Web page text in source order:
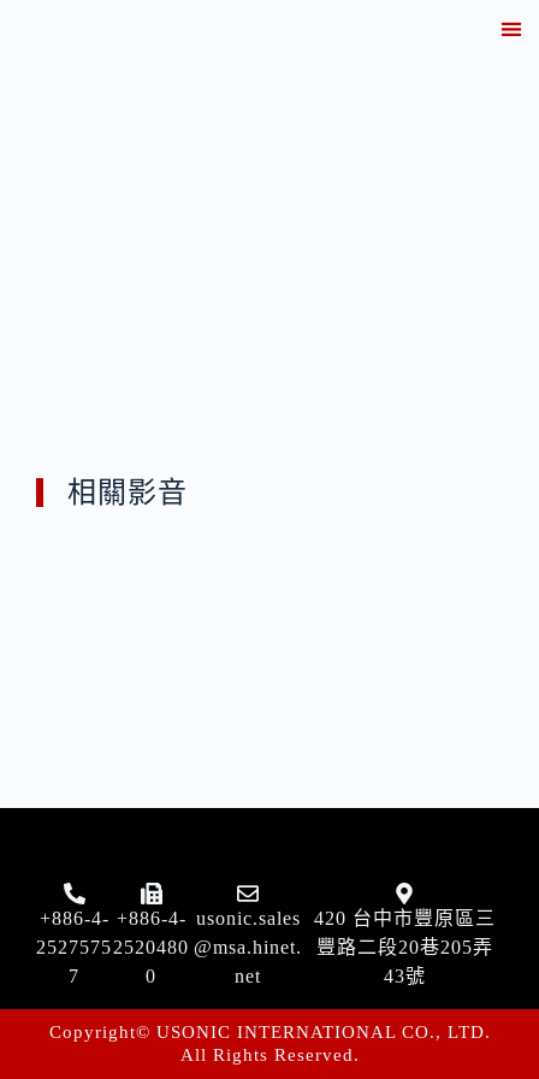
相關影音
+886-4-
2527575
7
+886-4-
2520480
0
usonic.sales
@msa.hinet.
net
420 台中市豐原區三
豐路二段20巷205弄
43號
Copyright© USONIC INTERNATIONAL CO., LTD.
All Rights Reserved.